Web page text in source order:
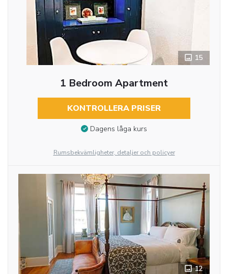
15
1 Bedroom Apartment
KONTROLLERA PRISER
Dagens låga kurs
Rumsbekvämligheter, detaljer och policyer
12